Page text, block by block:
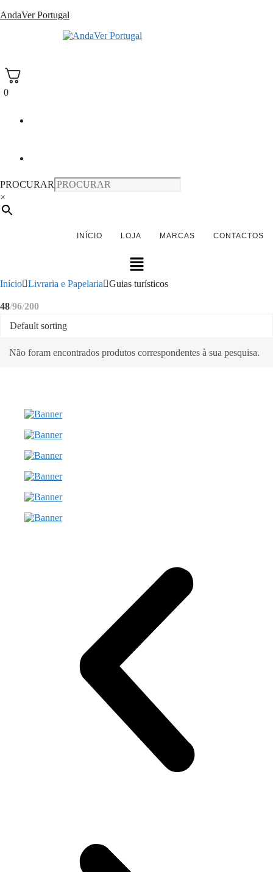
Saltar
AndaVer Portugal
0
PROCURAR
×
INÍCIO LOJA MARCAS CONTACTOS
Menu
Início Livraria e Papelaria Guias turísticos
48 96 200
Não foram encontrados produtos correspondentes à sua pesquisa.